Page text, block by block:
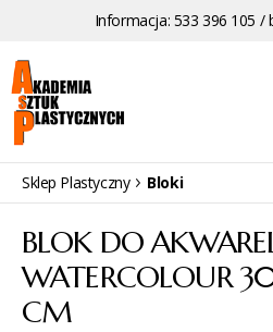
Informacja: 533 396 105 /
Sklep Plastyczny Bloki
BLOK DO
WATERCOLOUR
CM